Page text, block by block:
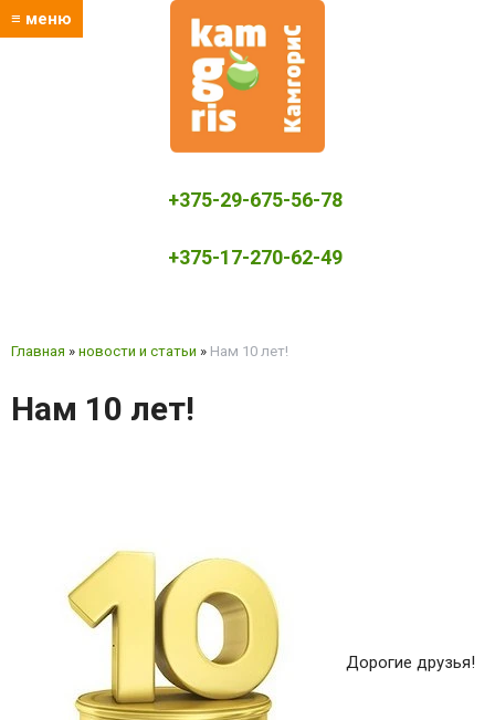
≡ меню
+375-29-675-56-78
+375-17-270-62-49
Главная » новости и статьи » Нам 10 лет!
Нам 10 лет!
Дорогие друзья!